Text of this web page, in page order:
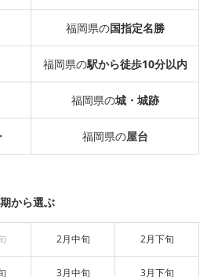
福岡県の国指定名勝
福岡県の駅から徒歩10分以内
福岡県の城・城跡
福岡県の屋台
から選ぶ
2月中旬 2月下旬
3月中旬 3月下旬